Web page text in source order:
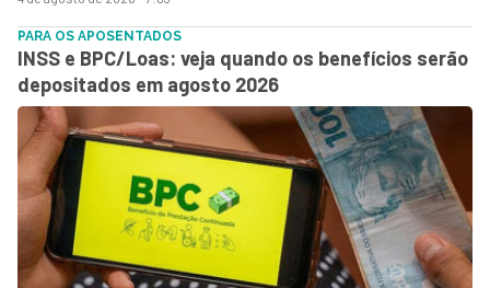
PARA OS APOSENTADOS
INSS e BPC/Loas: veja quando os benefícios serão
depositados em agosto 2026